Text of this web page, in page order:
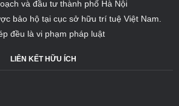
và đầu tư thành phố Hà Nội
bảo hộ tại cục sở hữu trí tuệ Việt Nam.
đều là vi phạm pháp luật
LIÊN KẾT HỮU ÍCH